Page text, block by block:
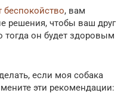
, вам
решения, чтобы ваш друг
тогда он будет здоровым
если моя собака
эти рекомендации: